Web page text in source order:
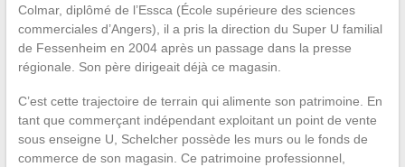
Colmar, diplômé de l’Essca (École supérieure des sciences
commerciales d’Angers), il a pris la direction du Super U familial
de Fessenheim en 2004 après un passage dans la presse
régionale. Son père dirigeait déjà ce magasin.
C’est cette trajectoire de terrain qui alimente son patrimoine. En
tant que commerçant indépendant exploitant un point de vente
sous enseigne U, Schelcher possède les murs ou le fonds de
commerce de son magasin. Ce patrimoine professionnel,